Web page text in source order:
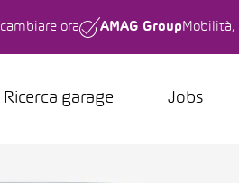
cambiare ora AMAG Group
Ricerca garage Jobs